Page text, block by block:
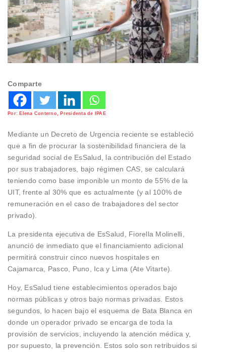
Comparte
Por: Elena Conterno, Presidenta de IPAE
Mediante un Decreto de Urgencia reciente se estableció
que a fin de procurar la sostenibilidad financiera de la
seguridad social de EsSalud, la contribución del Estado
por sus trabajadores, bajo régimen CAS, se calculará
teniendo como base imponible un monto de 55% de la
UIT, frente al 30% que es actualmente (y al 100% de
remuneración en el caso de trabajadores del sector
privado).
La presidenta ejecutiva de EsSalud, Fiorella Molinelli,
anunció de inmediato que el financiamiento adicional
permitirá construir cinco nuevos hospitales en
Cajamarca, Pasco, Puno, Ica y Lima (Ate Vitarte).
Hoy, EsSalud tiene establecimientos operados bajo
normas públicas y otros bajo normas privadas. Estos
segundos, lo hacen bajo el esquema de Bata Blanca en
donde un operador privado se encarga de toda la
provisión de servicios, incluyendo la atención médica y,
por supuesto, la prevención. Estos solo son retribuidos si